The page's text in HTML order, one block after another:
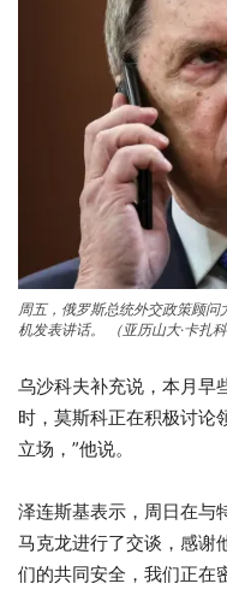
周五，俄罗斯总统外交政策顾问
机发表讲话。
（亚历山大·卡扎
乌沙科夫补充说，本月早
时，莫斯科正在积极讨论
立场，”他说。
泽连斯基表示，周日在与
马克龙进行了交谈，感谢
们的共同安全，我们正在